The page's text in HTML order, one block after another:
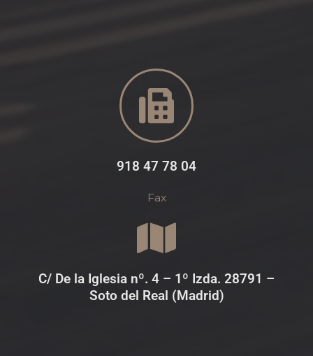
918 47 78 04
Fax
C/ De la Iglesia nº. 4 – 1º Izda. 28791 –
Soto del Real (Madrid)